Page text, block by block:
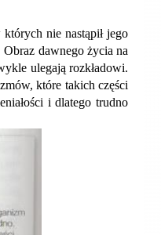
nie nastąpił jego
dawnego życia na
ulegają rozkładowi.
które takich części
i dlatego trudno